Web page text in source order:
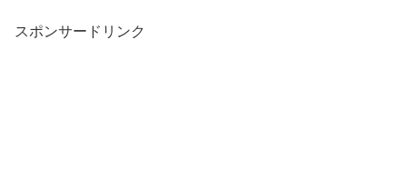
スポンサードリンク